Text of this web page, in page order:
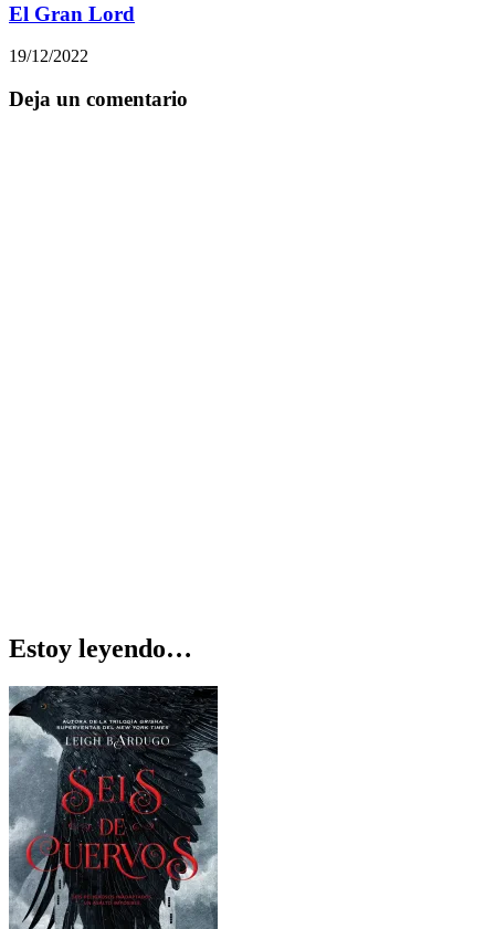
El Gran Lord
19/12/2022
Deja un comentario
Estoy leyendo…